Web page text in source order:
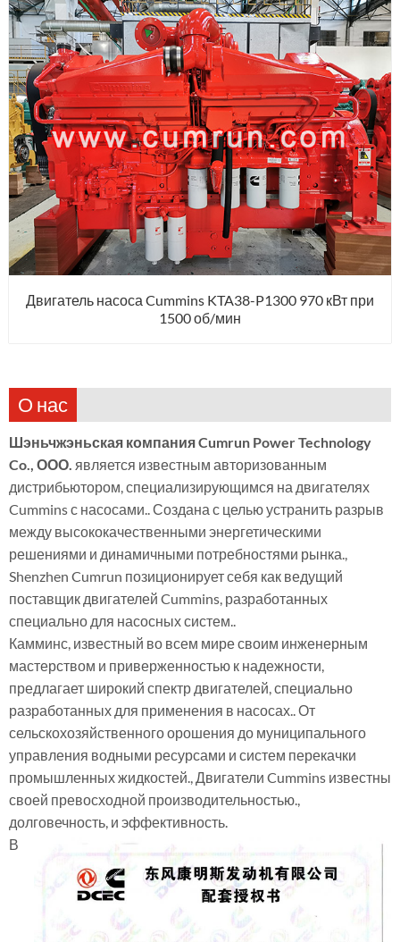
Двигатель насоса Cummins KTA38-P1300 970 кВт при
1500 об/мин
О нас
Шэньчжэньская компания Cumrun Power Technology
Co., ООО. является известным авторизованным
дистрибьютором, специализирующимся на двигателях
Cummins с насосами.. Создана с целью устранить разрыв
между высококачественными энергетическими
решениями и динамичными потребностями рынка.,
Shenzhen Cumrun позиционирует себя как ведущий
поставщик двигателей Cummins, разработанных
специально для насосных систем..
Камминс, известный во всем мире своим инженерным
мастерством и приверженностью к надежности,
предлагает широкий спектр двигателей, специально
разработанных для применения в насосах.. От
сельскохозяйственного орошения до муниципального
управления водными ресурсами и систем перекачки
промышленных жидкостей., Двигатели Cummins известны
своей превосходной производительностью.,
долговечность, и эффективность.
В